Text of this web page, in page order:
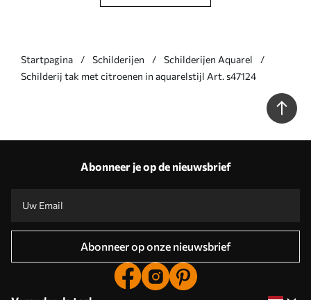
Startpagina Schilderijen
Schilderijen Aquarel
Schilderij tak met citroenen in aquarelstijl Art. s47124
Abonneer je op de nieuwsbrief
Abonneer op onze nieuwsbrief